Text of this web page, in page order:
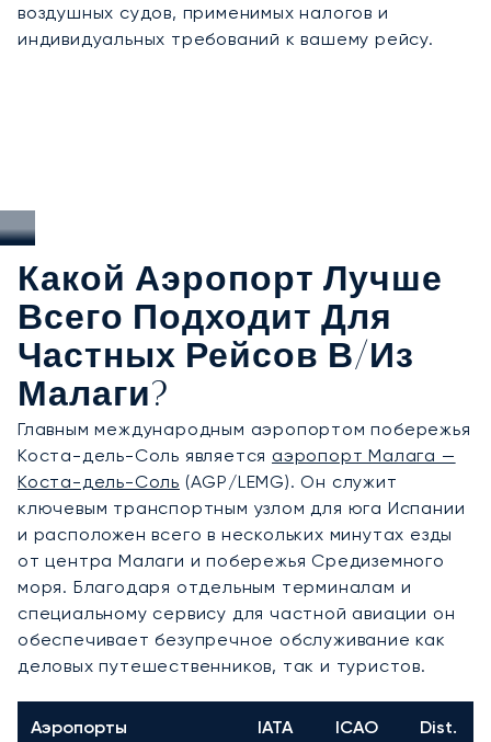
воздушных судов, применимых налогов и
индивидуальных требований к вашему рейсу.
Какой Аэропорт Лучше
Всего Подходит Для
Частных Рейсов В/из
Малаги?
Главным международным аэропортом побережья
Коста-дель-Соль является аэропорт Малага —
Коста-дель-Соль (AGP/LEMG). Он служит
ключевым транспортным узлом для юга Испании
и расположен всего в нескольких минутах езды
от центра Малаги и побережья Средиземного
моря. Благодаря отдельным терминалам и
специальному сервису для частной авиации он
обеспечивает безупречное обслуживание как
деловых путешественников, так и туристов.
Аэропорты IATA ICAO Dist.